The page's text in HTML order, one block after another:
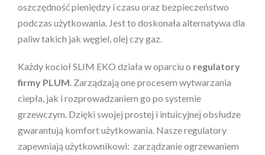
oszczędność pieniędzy i czasu oraz bezpieczeństwo
podczas użytkowania. Jest to doskonała alternatywa dla
paliw takich jak węgiel, olej czy gaz.
Każdy kocioł SLIM EKO działa w oparciu o regulatory
firmy PLUM . Zarządzają one procesem wytwarzania
ciepła, jak i rozprowadzaniem go po systemie
grzewczym. Dzięki swojej prostej i intuicyjnej obsłudze
gwarantują komfort użytkowania. Nasze regulatory
zapewniają użytkownikowi: zarządzanie ogrzewaniem